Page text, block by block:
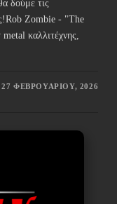
δούμε τις
Zombie - "The
καλλιτέχνης,
27 ΦΕΒΡΟΥΑΡΊΟΥ, 2026